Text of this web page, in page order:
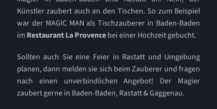
Künstler zaubert auch an den Tischen. So zum Beispiel
war der MAGIC MAN als Tischzauberer in Baden-Baden
im Restaurant La Provencebei einer Hochzeit gebucht.
Sollten auch Sie eine Feier in Rastatt und Umgebung
planen, dann melden sie sich beim Zauberer und fragen
nach einen unverbindlichen Angebot! Der Magier
zaubert gerne in Baden-Baden, Rastatt & Gaggenau.